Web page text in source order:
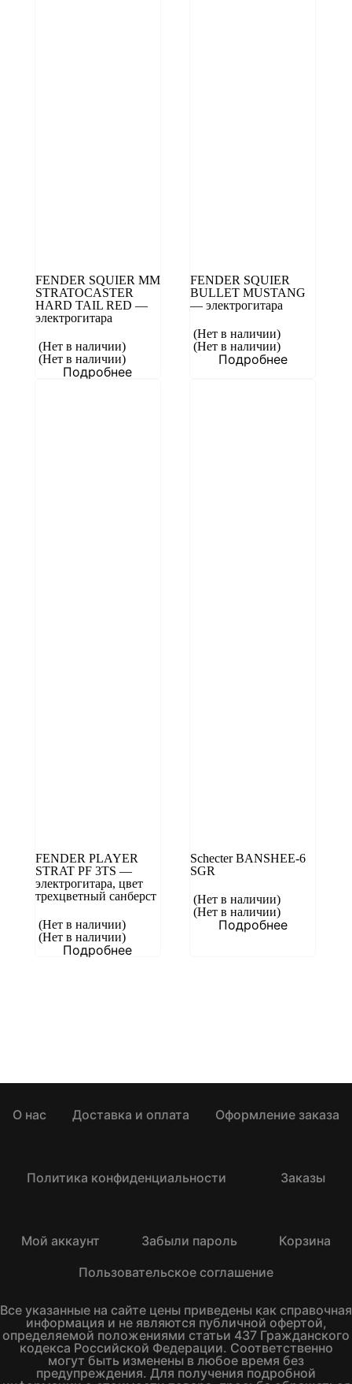
FENDER SQUIER MM
STRATOCASTER
HARD TAIL RED —
электрогитара
(Нет в наличии)
(Нет в наличии)
Подробнее
FENDER SQUIER
BULLET MUSTANG
— электрогитара
(Нет в наличии)
(Нет в наличии)
Подробнее
FENDER PLAYER
STRAT PF 3TS —
электрогитара, цвет
трехцветный санберст
(Нет в наличии)
(Нет в наличии)
Подробнее
Schecter BANSHEE-6
SGR
(Нет в наличии)
(Нет в наличии)
Подробнее
О нас Доставка и оплата Оформление заказа
Политика конфиденциальности Заказы
Мой аккаунт Забыли пароль
Корзина
Пользовательское соглашение
Все указанные на сайте цены приведены как справочная
информация и не являются публичной офертой,
определяемой положениями статьи 437 Гражданского
кодекса Российской Федерации. Соответственно
могут быть изменены в любое время без
предупреждения. Для получения подробной